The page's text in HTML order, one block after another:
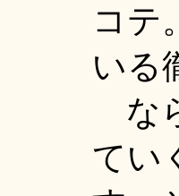
コテ
いる
な
てい